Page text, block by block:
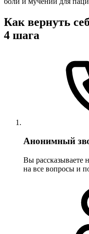
Как вернуть
4 шага
Анонимный
Вы рассказываете
на все вопросы и